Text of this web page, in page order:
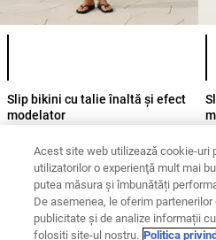
Slip bikini cu talie înaltă și efect
modelator
Vezi în funcție de
produs
Articole de
baie
Acest site web utilizează cookie-uri
utilizatorilor o experienţă mult mai
putea măsura și îmbunătăți
De asemenea, le oferim
publicitate și de analize informații
folosiți site-ul nostru. Politica